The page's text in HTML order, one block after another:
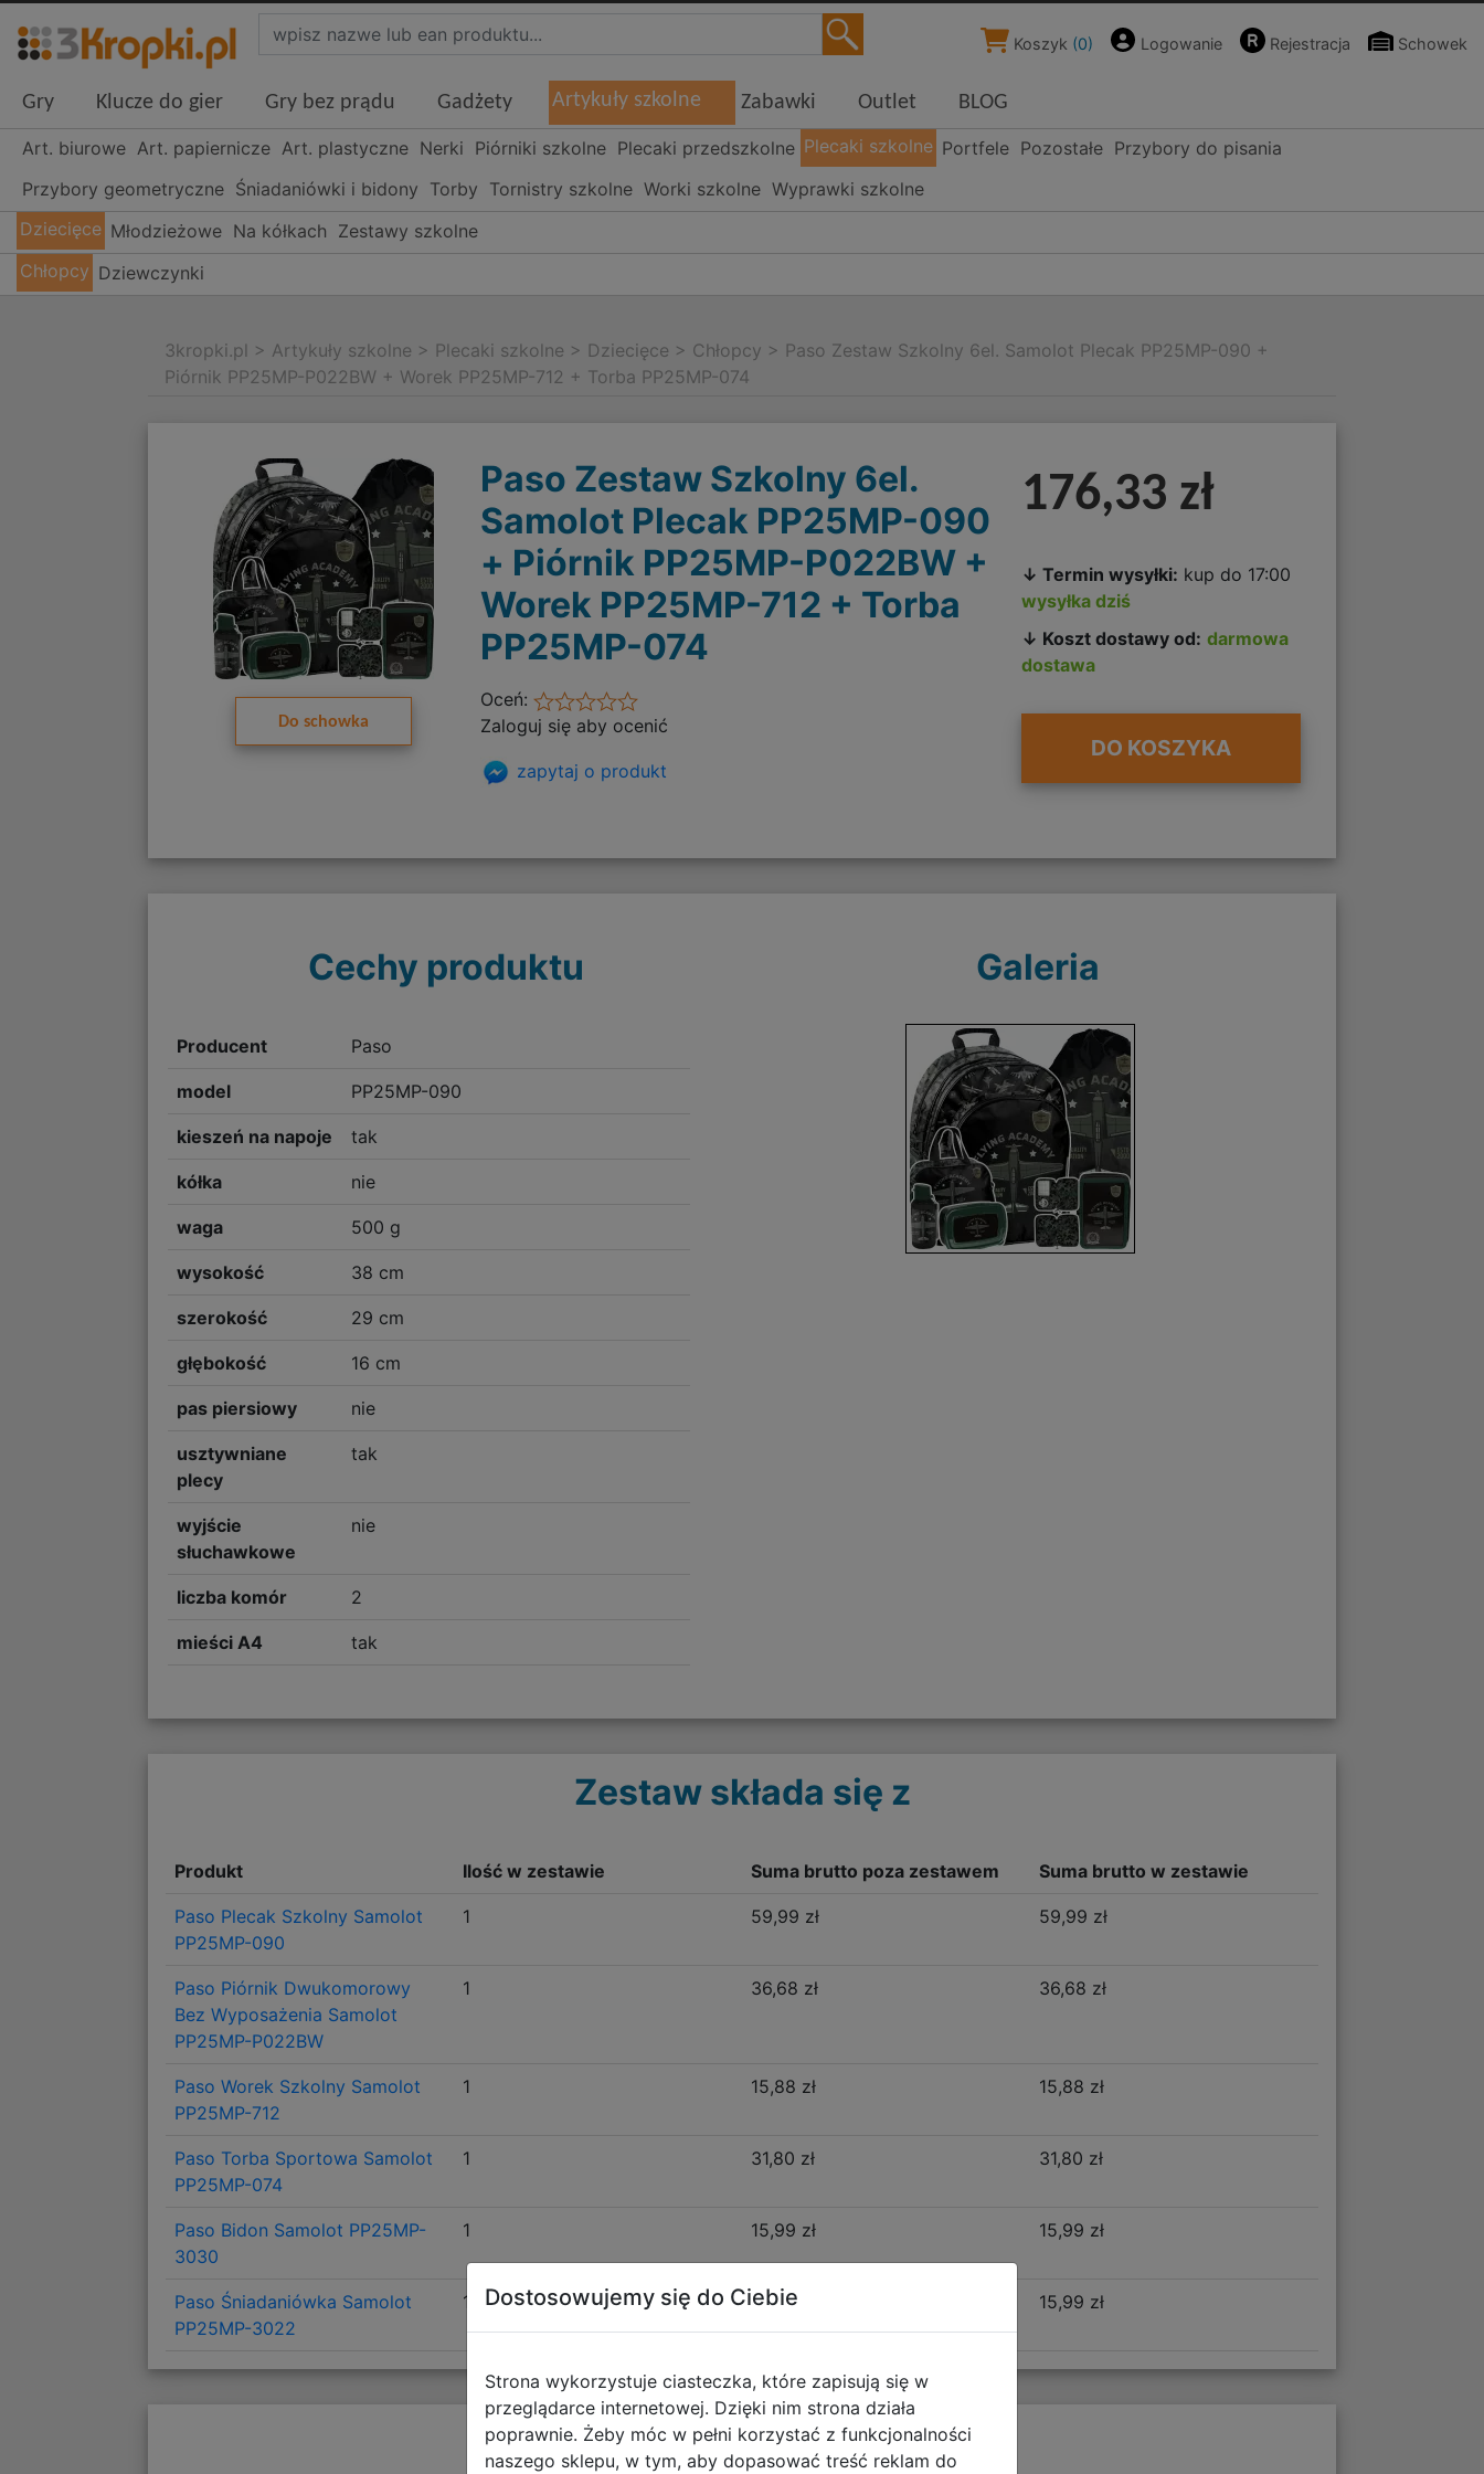
Koszyk (0) Logowanie Rejestracja Schowek
Gry Klucze do gier Gry bez prądu Gadżety Artykuły szkolne Zabawki Outlet BLOG
Art. biurowe Art. papiernicze Art. plastyczne Nerki Piórniki szkolne Plecaki przedszkolne Plecaki szkolne Portfele Pozostałe Przybory do pisania
Przybory geometryczne Śniadaniówki i bidony Torby Tornistry szkolne Worki szkolne Wyprawki szkolne
Dziecięce Młodzieżowe Na kółkach Zestawy szkolne
Chłopcy Dziewczynki
3kropki.pl > Artykuły szkolne > Plecaki szkolne > Dziecięce > Chłopcy > Paso Zestaw Szkolny 6el. Samolot Plecak PP25MP-090 +
Piórnik PP25MP-P022BW + Worek PP25MP-712 + Torba PP25MP-074
Do schowka
Paso Zestaw Szkolny 6el.
Samolot Plecak PP25MP-090
+ Piórnik PP25MP-P022BW +
Worek PP25MP-712 + Torba
PP25MP-074
Oceń:
Zaloguj się aby ocenić
zapytaj o produkt
176,33 zł
↓ Termin wysyłki: kup do 17:00
wysyłka dziś
↓ Koszt dostawy od: darmowa
dostawa
DO KOSZYKA
Cechy produktu
Producent Paso
model PP25MP-090
kieszeń na napoje tak
kółka nie
waga 500 g
wysokość 38 cm
szerokość 29 cm
głębokość 16 cm
pas piersiowy nie
usztywniane
plecy
tak
wyjście
słuchawkowe
nie
liczba komór 2
mieści A4 tak
Galeria
Zestaw składa się z
Produkt Ilość w zestawie Suma brutto poza zestawem Suma brutto w zestawie
Paso Plecak Szkolny Samolot
PP25MP-090
1 59,99 zł 59,99 zł
Paso Piórnik Dwukomorowy
Bez Wyposażenia Samolot
PP25MP-P022BW
1 36,68 zł 36,68 zł
Paso Worek Szkolny Samolot
PP25MP-712
1 15,88 zł 15,88 zł
Paso Torba Sportowa Samolot
PP25MP-074
1 31,80 zł 31,80 zł
Paso Bidon Samolot PP25MP-
3030
1 15,99 zł 15,99 zł
Paso Śniadaniówka Samolot
PP25MP-3022
1 15,99 zł 15,99 zł
Opis produktu
Dostosowujemy się do Ciebie
Strona wykorzystuje ciasteczka, które zapisują się w
przeglądarce internetowej. Dzięki nim strona działa
poprawnie. Żeby móc w pełni korzystać z funkcjonalności
naszego sklepu, w tym, aby dopasować treść reklam do